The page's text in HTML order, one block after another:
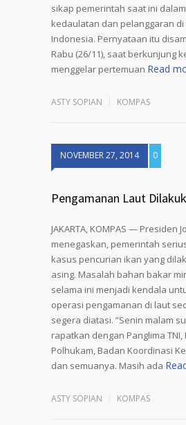
sikap pemerintah saat ini
kedaulatan dan pelanggaran di
Indonesia. Pernyataan itu
Rabu (26/11), saat berkunjung
menggelar pertemuan Read
ASTY SOPIAN KOMPAS
NOVEMBER 27, 2014 0
Pengamanan Laut
JAKARTA, KOMPAS — Presiden
menegaskan, pemerintah
kasus pencurian ikan yang
asing. Masalah bahan bakar
selama ini menjadi kendala
operasi pengamanan di laut
segera diatasi. ”Senin malam
rapatkan dengan Panglima TNI,
Polhukam, Badan Koordinasi
dan semuanya. Masih ada
ASTY SOPIAN KOMPAS